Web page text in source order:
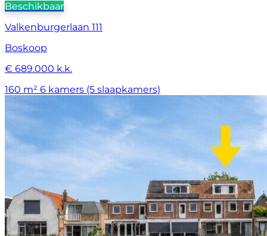
Beschikbaar
Valkenburgerlaan 111
Boskoop
€ 689.000 k.k.
160 m² 6 kamers (5 slaapkamers)